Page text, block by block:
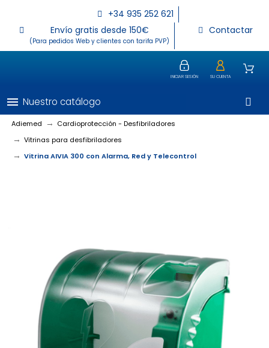
+34 935 252 621
Envío gratis desde 150€
(Para pedidos Web y clientes con tarifa PVP)
Contactar
INICIAR SESIÓN SU CUENTA
menu Nuestro catálogo
Adiemed
Cardioprotección - Desfibriladores
Vitrinas para desfibriladores
Vitrina AIVIA 300 con Alarma, Red y Telecontrol